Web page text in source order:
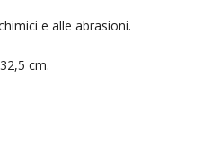
e alle abrasioni.
cm.